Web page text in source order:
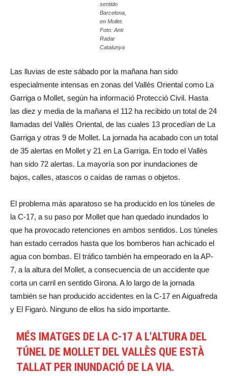
sentido
Barcelona,
en Mollet.
Foto: Anti
Radar
Catalunya
Las lluvias de este sábado por la mañana han sido
especialmente intensas en zonas del Vallès Oriental como La
Garriga o Mollet, según ha informació Protecció Civil. Hasta
las diez y media de la mañana el 112 ha recibido un total de 24
llamadas del Vallès Oriental, de las cuales 13 procedían de La
Garriga y otras 9 de Mollet. La jornada ha acabado con un total
de 35 alertas en Mollet y 21 en La Garriga. En todo el Vallès
han sido 72 alertas. La mayoría son por inundaciones de
bajos, calles, atascos o caídas de ramas o objetos.
El problema más aparatoso se ha producido en los túneles de
la C-17, a su paso por Mollet que han quedado inundados lo
que ha provocado retenciones en ambos sentidos. Los túneles
han estado cerrados hasta que los bomberos han achicado el
agua con bombas. El tráfico también ha empeorado en la AP-
7, a la altura del Mollet, a consecuencia de un accidente que
corta un carril en sentido Girona. A lo largo de la jornada
también se han producido accidentes en la C-17 en Aiguafreda
y El Figaró. Ninguno de ellos ha sido importante.
MÉS IMATGES DE LA C-17 A L'ALTURA DEL
TÚNEL DE MOLLET DEL VALLÈS QUE ESTÀ
TALLAT PER INUNDACIÓ DE LA VIA.